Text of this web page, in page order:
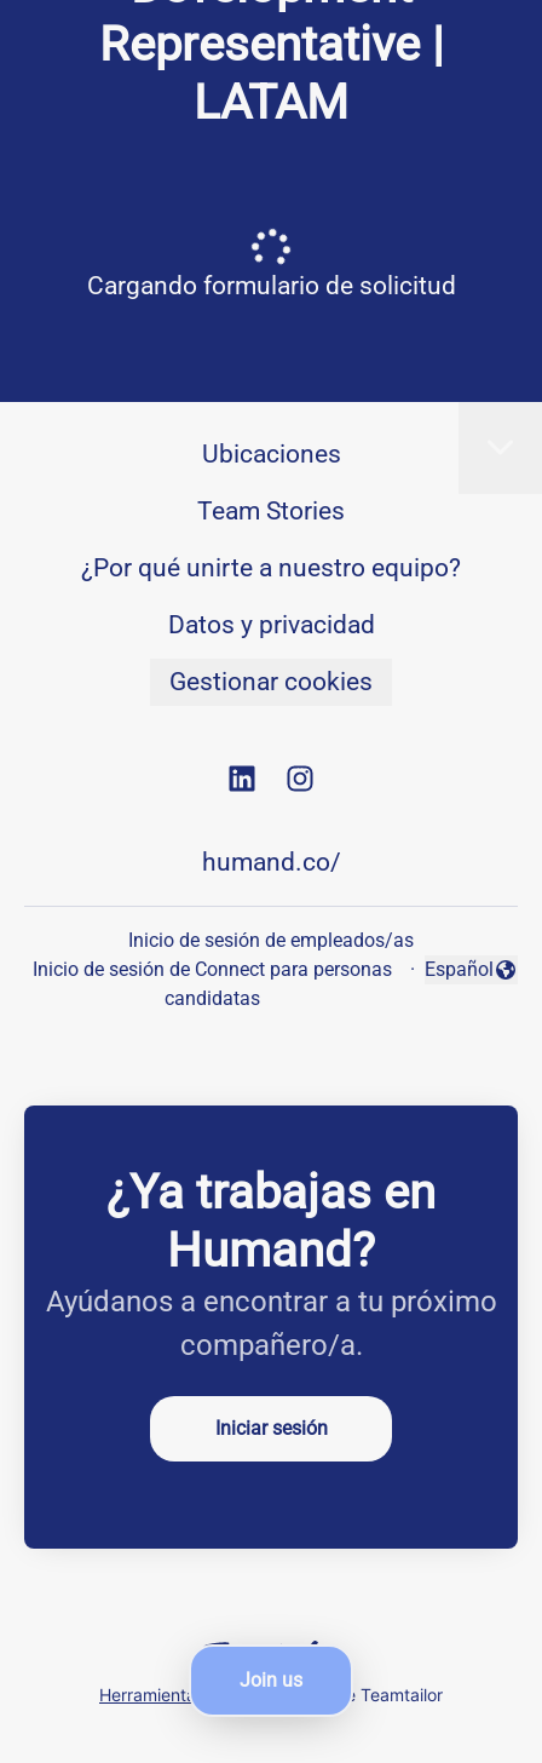
Join us
Representative |
LATAM
Cargando formulario de solicitud
Ubicaciones
Team Stories
¿Por qué unirte a nuestro equipo?
Datos y privacidad
Gestionar cookies
humand.co/
Inicio de sesión de empleados/as
Inicio de sesión de Connect para personas
candidatas
·
Cambiar
Español
¿Ya trabajas en
Humand?
Ayúdanos a encontrar a tu próximo
compañero/a.
Iniciar sesión
Herramientas de seguimiento de Teamtailor